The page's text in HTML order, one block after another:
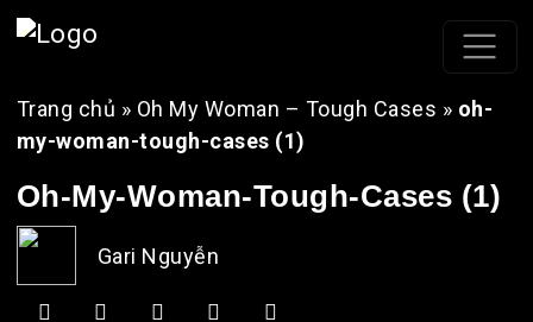
Trang chủ » Oh My Woman – Tough Cases » oh-
my-woman-tough-cases (1)
Oh-My-Woman-Tough-Cases (1)
Gari Nguyễn